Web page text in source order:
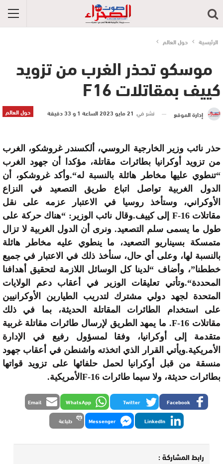
الرئيسية حول العالم
موسكو تحذر الغرب من تزويد
كييف بمقاتلات F16
حول العالم إدارة الموقع نشر في 21 مايو 2023 الساعة 1 و 33 دقيقة
حذر نائب وزير الخارجية الروسي، ألكسندر غروشكو، الغرب
من تزويد أوكرانيا بطائرات مقاتلة، مؤكدا أن جهود الغرب
“تنطوي عليها مخاطر هائلة بالنسبة له“.وأكد غروشكو، أن
الدول الغربية تواصل اتباع طريق التصعيد في النزاع
الأوكراني، وستأخذ روسيا في الاعتبار عزمه على نقل
مقاتلات F-16 إلى كييف.وقال نائب الوزير: “هناك حركة على
طول ما يسمى سلم التصعيد. ونرى أن الدول الغربية لا تزال
متمسكة بسيناريو التصعيد، ما ينطوي عليه مخاطر هائلة
بالنسبة لها، وعلى أي حال، سنأخذ ذلك في الاعتبار في جميع
خططنا”، وأضاف “لدينا كل الوسائل اللازمة لتحقيق أهدافنا
المحددة“.وتأتي تعليقات الوزير في أعقاب دعم الولايات
المتحدة لجهد دولي مشترك لتدريب الطيارين الأوكرانيين
على استخدام الطائرات المقاتلة الحديثة، بما في ذلك
مقاتلات
ما يمهد الطريق لإرسال طائرات مقاتلة غربية
متقدمة إلى أوكرانيا، وفقا لمسؤول رفيع في الإدارة
الأمريكية.ويأتي القرار الذي اتخذته واشنطن في أعقاب جهود
منسقة من قبل أوكرانيا لحمل حلفائها على تزويد قواتها
بطائرات حديثة، ولا سيما طائرات
الأمريكية.
Facebook
Twitter
WhatsApp
Email
LinkedIn
Messenger طباعة
رابط المشاركة :